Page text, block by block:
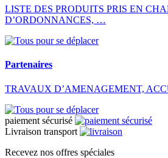
LISTE DES PRODUITS PRIS EN
D’ORDONNANCES, …
Partenaires
TRAVAUX D’AMENAGEMENT,
paiement sécurisé
Livraison transport
Recevez nos offres spéciales